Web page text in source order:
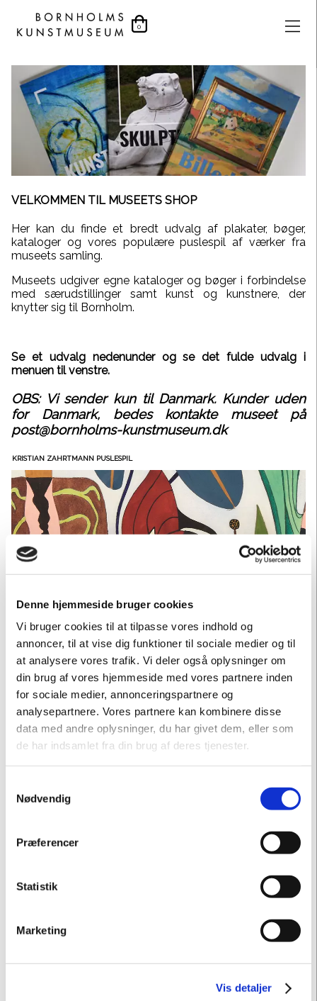
Denne hjemmeside bruger cookies
Vi bruger cookies til at tilpasse vores indhold og
annoncer, til at vise dig funktioner til sociale medier og til
at analysere vores trafik. Vi deler også oplysninger om
din brug af vores hjemmeside med vores partnere inden
for sociale medier, annonceringspartnere og
analysepartnere. Vores partnere kan kombinere disse
data med andre oplysninger, du har givet dem, eller som
de har indsamlet fra din brug af deres tjenester.
Nødvendig
Præferencer
Statistik
Marketing
Vis detaljer
0
VELKOMMEN TIL MUSEETS SHOP
Her kan du finde et bredt udvalg af plakater, bøger,
kataloger og vores populære puslespil af værker fra
museets samling.
Museets udgiver egne kataloger og bøger i forbindelse
med særudstillinger samt kunst og kunstnere, der
knytter sig til Bornholm.
Se et udvalg nedenunder og se det fulde udvalg i
menuen til venstre.
OBS: Vi sender kun til Danmark. Kunder uden
for Danmark, bedes kontakte museet på
post@bornholms-kunstmuseum.dk
KRISTIAN ZAHRTMANN PUSLESPIL
PLAKAT
Gustaf Munch-Petersen: Den røde sommerfugl